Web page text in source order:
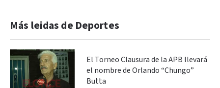
Más leidas de Deportes
El Torneo Clausura de la APB llevará
el nombre de Orlando “Chungo”
Butta